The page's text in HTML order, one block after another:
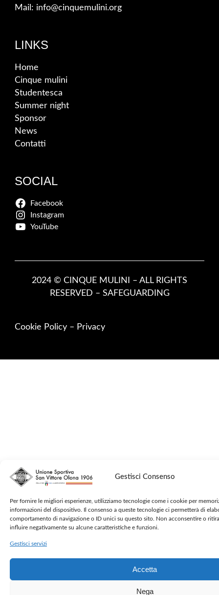
Gestisci Consenso
Per fornire le migliori esperienze, utilizziamo tecnologie come i cookie per
informazioni del dispositivo. Il consenso a queste tecnologie ci permetterà di
comportamento di navigazione o ID unici su questo sito. Non acconsentire o
influire negativamente su alcune caratteristiche e funzioni.
Gestisci servizi
Accetta
Nega
Mail: info@cinquemulini.org
LINKS
Home
Cinque mulini
Studentesca
Summer night
Sponsor
News
Contatti
SOCIAL
Facebook
Instagram
YouTube
2024 © CINQUE MULINI – ALL RIGHTS
RESERVED – SAFEGUARDING
Cookie Policy – Privacy